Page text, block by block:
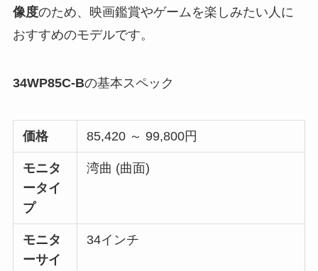
像度のため、映画鑑賞やゲームを楽しみたい人に
おすすめのモデルです。
34WP85C-Bの基本スペック
価格 85,420 ～ 99,800円
モニタ
ータイ
プ
湾曲 (曲面)
モニタ
ーサイ
34インチ